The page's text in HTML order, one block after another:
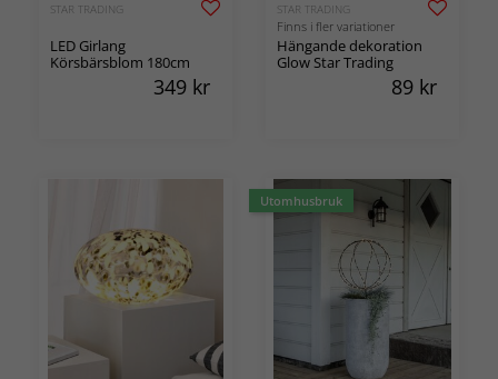
STAR TRADING
LED Girlang
Körsbärsblom 180cm
349 kr
STAR TRADING
Finns i fler variationer
Hängande dekoration
Glow Star Trading
89 kr
Utomhusbruk